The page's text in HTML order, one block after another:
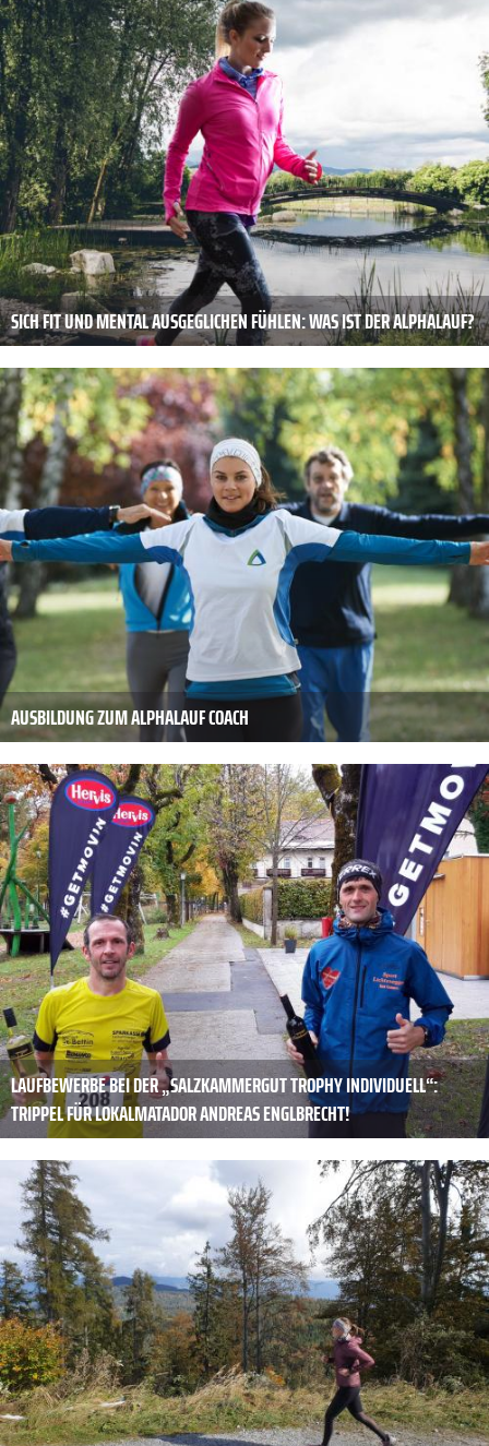
SICH FIT UND MENTAL AUSGEGLICHEN FÜHLEN: WAS IST DER ALPHALAUF?
AUSBILDUNG ZUM ALPHALAUF COACH
LAUFBEWERBE BEI DER „SALZKAMMERGUT TROPHY INDIVIDUELL“:
TRIPPEL FÜR LOKALMATADOR ANDREAS ENGLBRECHT!